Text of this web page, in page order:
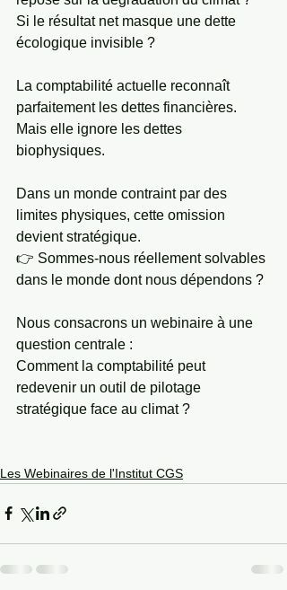
Si le résultat net masque une dette
écologique invisible ?
La comptabilité actuelle reconnaît
parfaitement les dettes financières.
Mais elle ignore les dettes
biophysiques.
Dans un monde contraint par des
limites physiques, cette omission
devient stratégique.
👉 Sommes-nous réellement solvables
dans le monde dont nous dépendons ?
Nous consacrons un webinaire à une
question centrale :
Comment la comptabilité peut
redevenir un outil de pilotage
stratégique face au climat ?
Les Webinaires de l'Institut CGS